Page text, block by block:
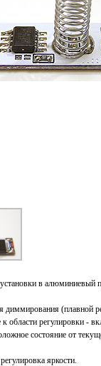
в алюминиевый
диммирования (плавной
к области регулировки -
состояние от
яркости.